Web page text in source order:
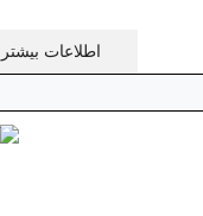
اطلاعات بیشتر